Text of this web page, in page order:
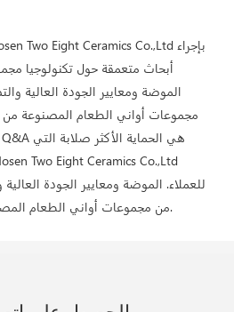
أبحاث متعمقة حول تكنولوجيا
الموضة ومعايير الجودة العالية
مجموعات أواني الطعام المصنوعة من
للعملاء. الموضة ومعايير الجودة
من مجموعات أواني الطعام المصنوعة من السيراميك الأبيض.